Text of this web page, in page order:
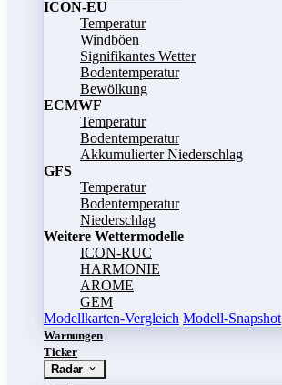
ICON-EU
Temperatur
Windböen
Signifikantes Wetter
Bodentemperatur
Bewölkung
ECMWF
Temperatur
Bodentemperatur
Akkumulierter Niederschlag
GFS
Temperatur
Bodentemperatur
Niederschlag
Weitere Wettermodelle
ICON-RUC
HARMONIE
AROME
GEM
Modellkarten-Vergleich Modell-Snapshot
Warnungen
Ticker
Radar